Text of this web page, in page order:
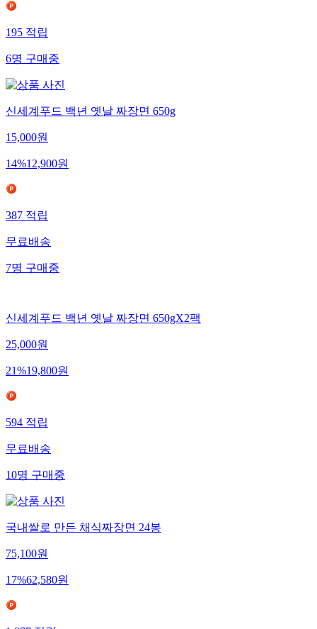
195적립
6명구매중
신세계푸드 백년 옛날 짜장면 650g
15,000원
14%12,900원
387적립
무료배송
7명구매중
신세계푸드 백년 옛날 짜장면 650gX2팩
25,000원
21%19,800원
594적립
무료배송
10명구매중
국내쌀로 만든 채식짜장면 24봉
75,100원
17%62,580원